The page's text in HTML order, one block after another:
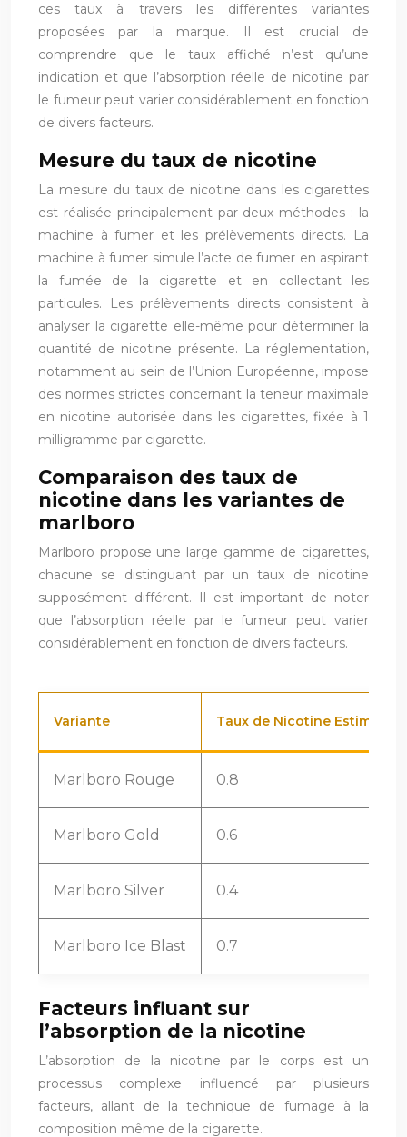
ces taux à travers les différentes variantes
proposées par la marque. Il est crucial de
comprendre que le taux affiché n’est qu’une
indication et que l’absorption réelle de nicotine par
le fumeur peut varier considérablement en fonction
de divers facteurs.
Mesure du taux de nicotine
La mesure du taux de nicotine dans les cigarettes
est réalisée principalement par deux méthodes : la
machine à fumer et les prélèvements directs. La
machine à fumer simule l’acte de fumer en aspirant
la fumée de la cigarette et en collectant les
particules. Les prélèvements directs consistent à
analyser la cigarette elle-même pour déterminer la
quantité de nicotine présente. La réglementation,
notamment au sein de l’Union Européenne, impose
des normes strictes concernant la teneur maximale
en nicotine autorisée dans les cigarettes, fixée à 1
milligramme par cigarette.
Comparaison des taux de
nicotine dans les variantes de
marlboro
Marlboro propose une large gamme de cigarettes,
chacune se distinguant par un taux de nicotine
supposément différent. Il est important de noter
que l’absorption réelle par le fumeur peut varier
considérablement en fonction de divers facteurs.
Variante Taux de Nicotine Estimé
Marlboro Rouge 0.8
Marlboro Gold 0.6
Marlboro Silver 0.4
Marlboro Ice Blast 0.7
Facteurs influant sur
l’absorption de la nicotine
L’absorption de la nicotine par le corps est un
processus complexe influencé par plusieurs
facteurs, allant de la technique de fumage à la
composition même de la cigarette.